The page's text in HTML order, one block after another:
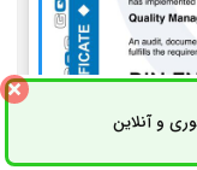
و آنلاینثبت سفارش